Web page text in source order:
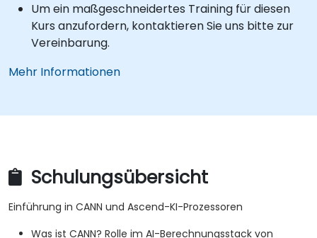
Um ein maßgeschneidertes Training für diesen
Kurs anzufordern, kontaktieren Sie uns bitte zur
Vereinbarung.
Mehr Informationen
Schulungsübersicht
Einführung in CANN und Ascend-KI-Prozessoren
Was ist CANN? Rolle im AI-Berechnungsstack von